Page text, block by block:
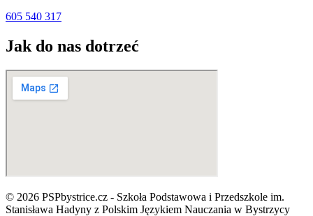
605 540 317
Jak do nas dotrzeć
© 2026 PSPbystrice.cz - Szkoła Podstawowa i Przedszkole im.
Stanisława Hadyny z Polskim Językiem Nauczania w Bystrzycy